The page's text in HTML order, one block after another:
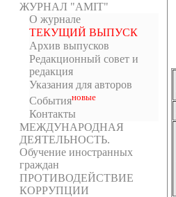
ЖУРНАЛ "AMIT"
О журнале
ТЕКУЩИЙ ВЫПУСК
Архив выпусков
Редакционный совет и
редакция
Указания для авторов
Событияновыe
Контакты
МЕЖДУНАРОДНАЯ
ДЕЯТЕЛЬНОСТЬ.
Обучение иностранных
граждан
ПРОТИВОДЕЙСТВИЕ
КОРРУПЦИИ